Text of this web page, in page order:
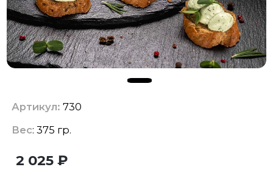
Артикул: 730
Вес: 375 гр.
2 025 ₽